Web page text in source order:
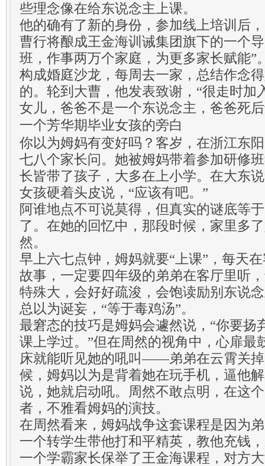
些理念像在给东说念主上课。
他的确有了新的身份，参加线上培训后
曹行将酿成王金海训诫集团旗下的一个
班，作事两万个家庭，为更多家长赋能”
构成婚庭沙龙，每周去一家，总结作念
的。轮到大曹，他发表致谢，“很走时加
女儿，爸爸不是一个东说念主，爸爸死
一个芳华期毕业女孩的旁白
你以为姆妈有变好吗？客岁，在浙江东
七八个家长问。她被姆妈带着参加研修
长皆带了孩子，大多在上小学。在大东
女孩硬着头皮说，“应该有吧。”
阿谁地点不可说莫得，但真实的谜底等
了。在她的回忆中，那段时候，家里多
然。
早上六七点钟，姆妈就要“上课”，每天
故事，一定要四年级的弟弟在客厅里听
特殊大，会好好疏浚，会饱读励别东说
总以为诞妄，“等于毒鸡汤”。
最窘态的技巧是姆妈会遽然说，“你要扬
课上学过。”但在周然的视角中，心扉最
床就能听见她的吼叫——弟弟在云霄关
候，姆妈以为是背着她在玩手机，逼他
说，她就启动吼。周然不敢点明，在这
者，不雅看姆妈的演技。
在周然看来，姆妈战争这套课程是因为
一个转学生带他打和平精英，教他充钱
一个学霸家长保举了王金海课程，对方